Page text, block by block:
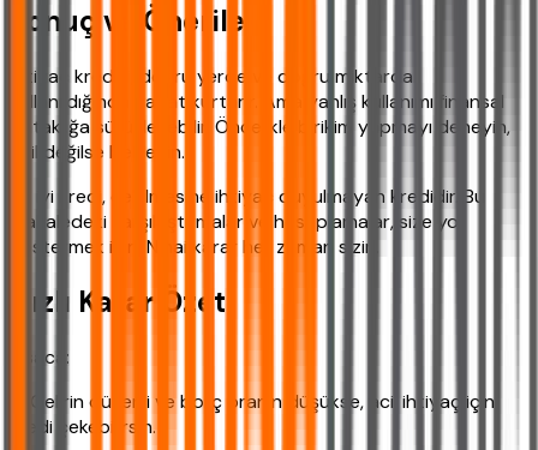
Sonuç ve Öneriler
İhtiyaç kredisi, doğru yerde ve doğru miktarda
kullanıldığında hayat kurtarır. Ama yanlış kullanımı finansal
bataklığa sürükleyebilir. Öncelikle birikim yapmayı deneyin,
acil değilse bekleyin.
En iyi kredi, çekilmesine ihtiyaç duyulmayan kredidir. Bu
makaledeki karşılaştırmalar ve hesaplamalar, size yol
göstermek için. Nihai karar her zaman sizin.
Hızlı Karar Özeti
Kısaca:
✔ Gelirin düzenli ve borç oranın düşükse, acil ihtiyaç için
kredi çekebilirsin.